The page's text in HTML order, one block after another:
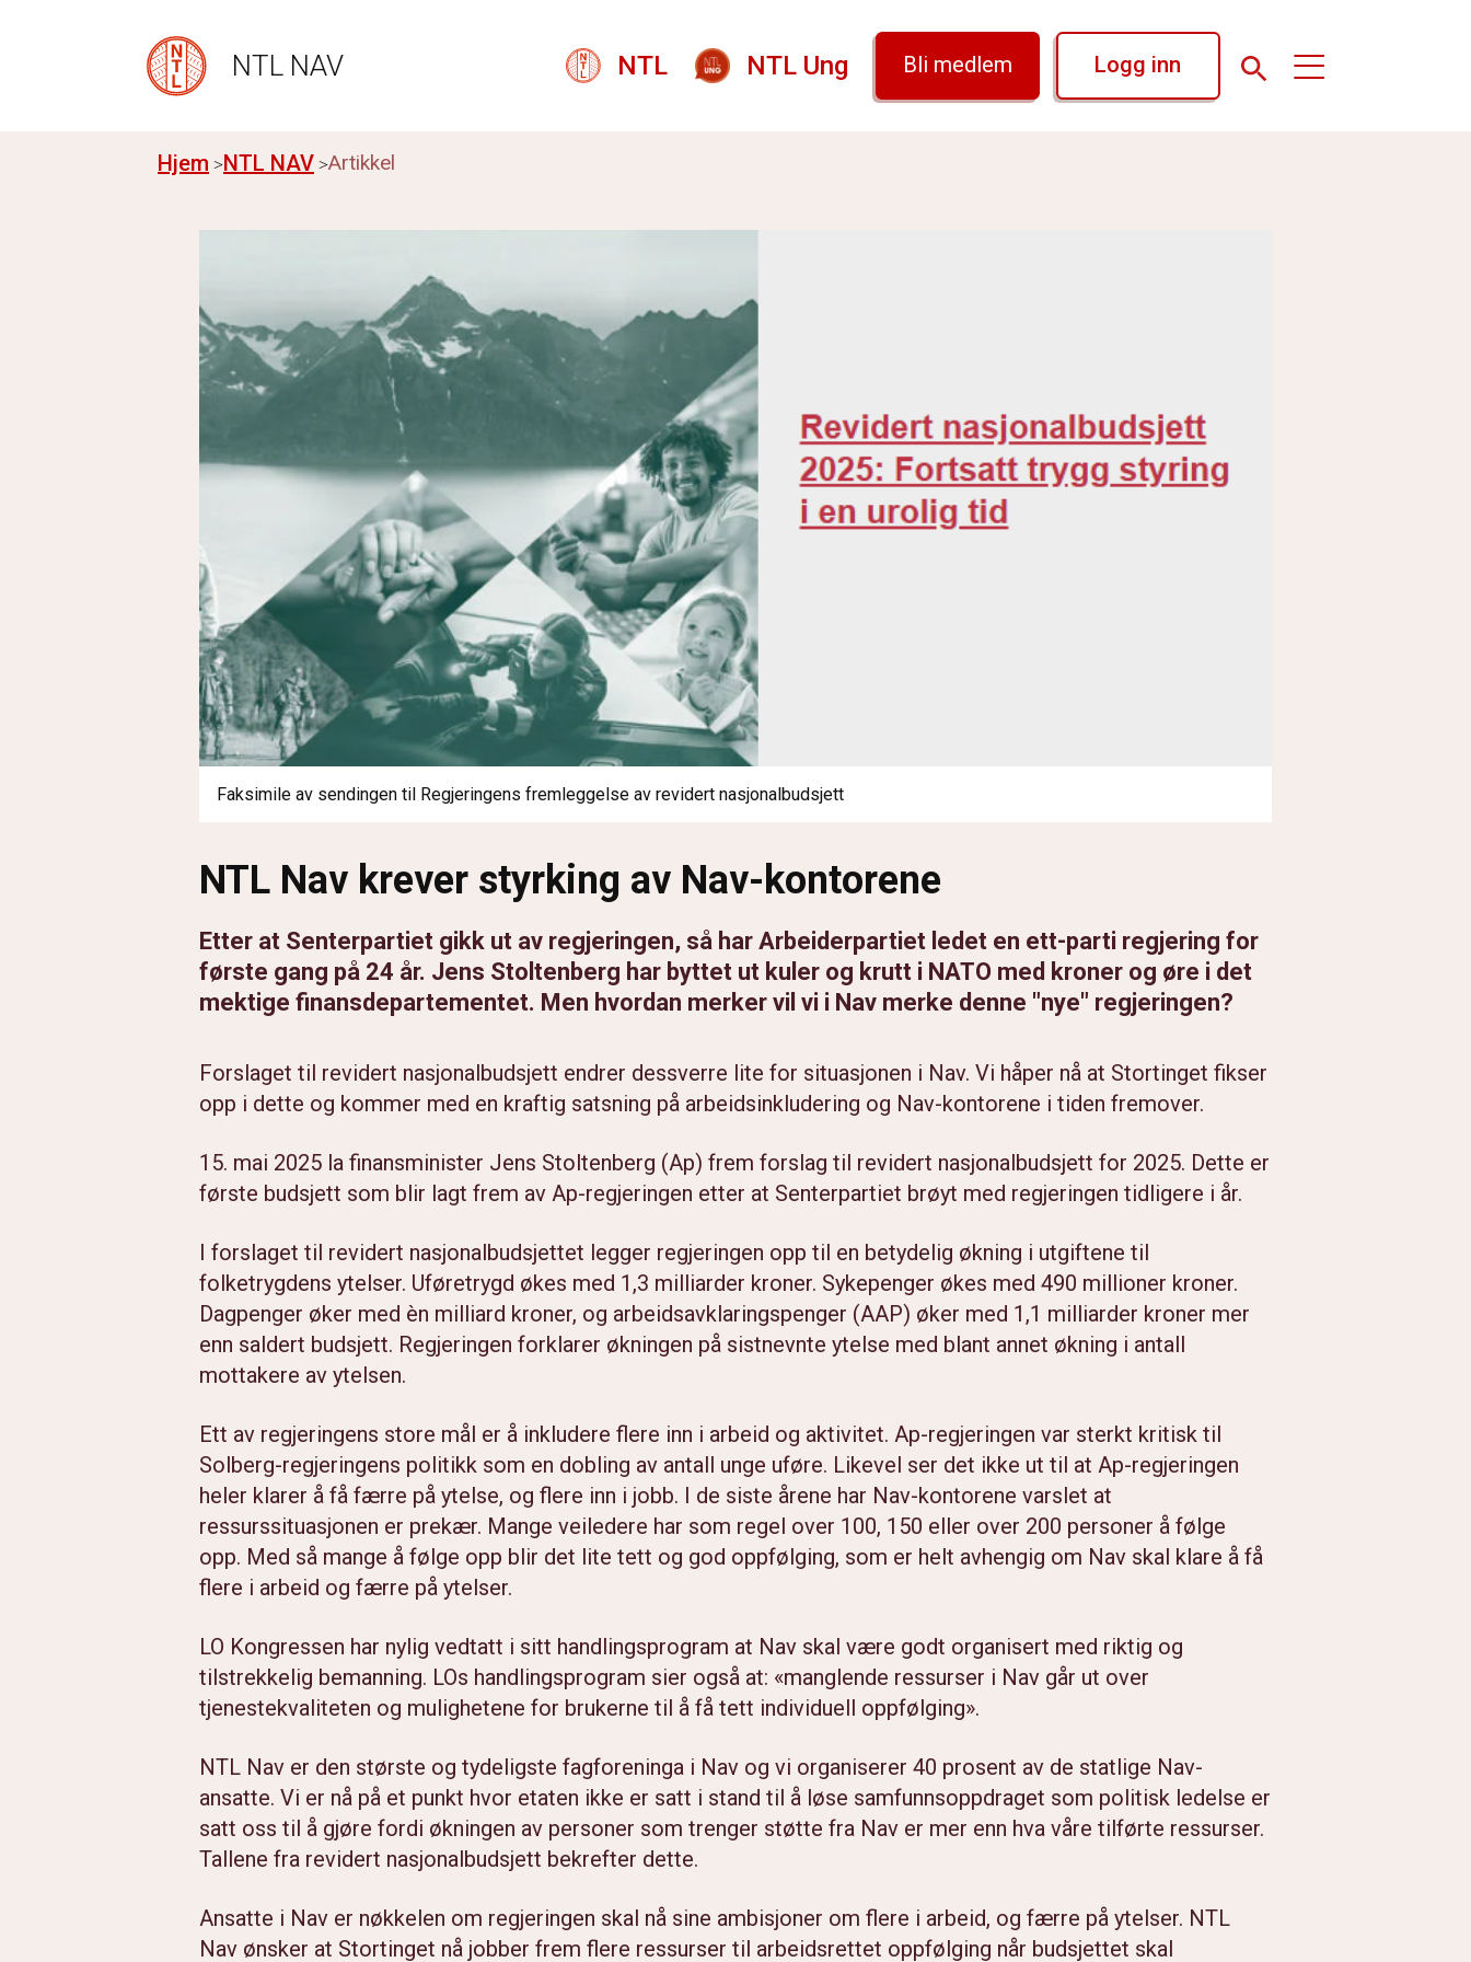
NTL NAV NTL NTL Ung Bli medlem Logg inn
Hjem NTL NAV Artikkel
Faksimile av sendingen til Regjeringens fremleggelse av revidert nasjonalbudsjett
NTL Nav krever styrking av Nav-kontorene
Etter at Senterpartiet gikk ut av regjeringen, så har Arbeiderpartiet ledet en ett-parti regjering for
første gang på 24 år. Jens Stoltenberg har byttet ut kuler og krutt i NATO med kroner og øre i det
mektige finansdepartementet. Men hvordan merker vil vi i Nav merke denne "nye" regjeringen?
Forslaget til revidert nasjonalbudsjett endrer dessverre lite for situasjonen i Nav. Vi håper nå at Stortinget fikser
opp i dette og kommer med en kraftig satsning på arbeidsinkludering og Nav-kontorene i tiden fremover.
15. mai 2025 la finansminister Jens Stoltenberg (Ap) frem forslag til revidert nasjonalbudsjett for 2025. Dette er
første budsjett som blir lagt frem av Ap-regjeringen etter at Senterpartiet brøyt med regjeringen tidligere i år.
I forslaget til revidert nasjonalbudsjettet legger regjeringen opp til en betydelig økning i utgiftene til
folketrygdens ytelser. Uføretrygd økes med 1,3 milliarder kroner. Sykepenger økes med 490 millioner kroner.
Dagpenger øker med èn milliard kroner, og arbeidsavklaringspenger (AAP) øker med 1,1 milliarder kroner mer
enn saldert budsjett. Regjeringen forklarer økningen på sistnevnte ytelse med blant annet økning i antall
mottakere av ytelsen.
Ett av regjeringens store mål er å inkludere flere inn i arbeid og aktivitet. Ap-regjeringen var sterkt kritisk til
Solberg-regjeringens politikk som en dobling av antall unge uføre. Likevel ser det ikke ut til at Ap-regjeringen
heler klarer å få færre på ytelse, og flere inn i jobb. I de siste årene har Nav-kontorene varslet at
ressurssituasjonen er prekær. Mange veiledere har som regel over 100, 150 eller over 200 personer å følge
opp. Med så mange å følge opp blir det lite tett og god oppfølging, som er helt avhengig om Nav skal klare å få
flere i arbeid og færre på ytelser.
LO Kongressen har nylig vedtatt i sitt handlingsprogram at Nav skal være godt organisert med riktig og
tilstrekkelig bemanning. LOs handlingsprogram sier også at: «manglende ressurser i Nav går ut over
tjenestekvaliteten og mulighetene for brukerne til å få tett individuell oppfølging».
NTL Nav er den største og tydeligste fagforeninga i Nav og vi organiserer 40 prosent av de statlige Nav-
ansatte. Vi er nå på et punkt hvor etaten ikke er satt i stand til å løse samfunnsoppdraget som politisk ledelse er
satt oss til å gjøre fordi økningen av personer som trenger støtte fra Nav er mer enn hva våre tilførte ressurser.
Tallene fra revidert nasjonalbudsjett bekrefter dette.
Ansatte i Nav er nøkkelen om regjeringen skal nå sine ambisjoner om flere i arbeid, og færre på ytelser. NTL
Nav ønsker at Stortinget nå jobber frem flere ressurser til arbeidsrettet oppfølging når budsjettet skal